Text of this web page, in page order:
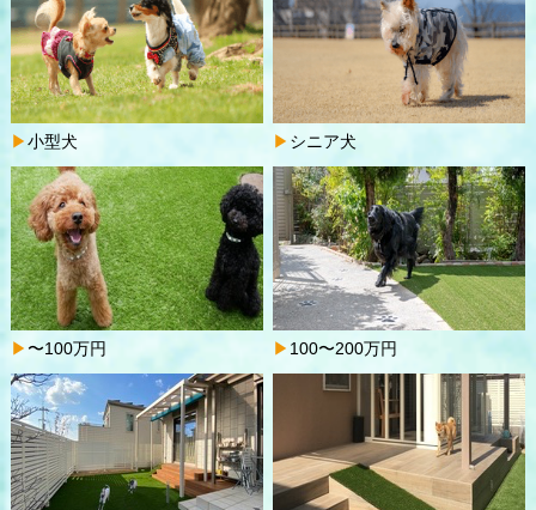
小型犬 シニア犬
〜100万円 100〜200万円